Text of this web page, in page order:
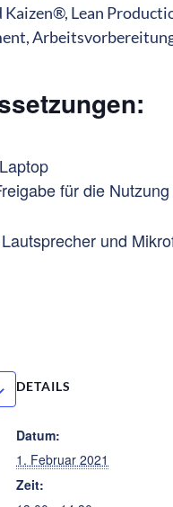
Lean
für die
und
DETAILS
Datum:
1. Februar 2021
Zeit: